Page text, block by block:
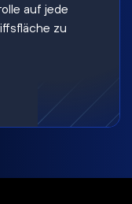
auf jede
zu